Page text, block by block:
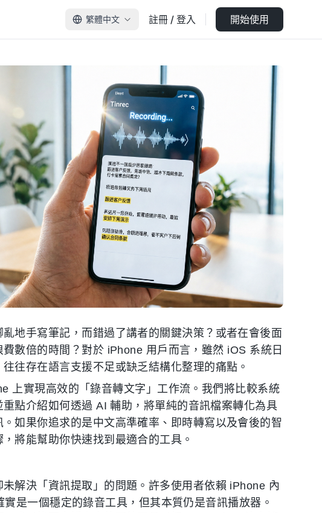
繁體中文 註冊 / 登入 開始使用
地手寫筆記，而錯過了講者的關鍵決策？或者在會後面
數倍的時間？對於 iPhone 用戶而言，雖然 iOS 系統日
往存在語言支援不足或缺乏結構化整理的痛點。
上實現高效的「錄音轉文字」工作流。我們將比較系統
點介紹如何透過 AI 輔助，將單純的音訊檔案轉化為具
如果你追求的是中文高準確率、即時轉寫以及會後的智
將能幫助你快速找到最適合的工具。
解決「資訊提取」的問題。許多使用者依賴 iPhone 內
是一個穩定的錄音工具，但其本質仍是音訊播放器。